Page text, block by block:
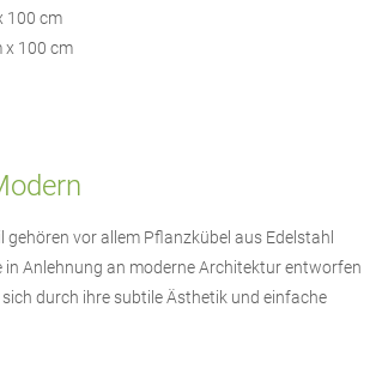
100 cm
x 100 cm
vor allem Pflanzkübel aus Edelstahl
in Anlehnung an moderne Architektur entworfen
durch ihre subtile Ästhetik und einfache